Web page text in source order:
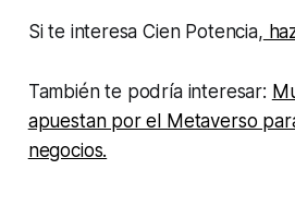
Si te interesa Cien Potencia,
También te podría interesar:
apuestan por el Metaverso
negocios.